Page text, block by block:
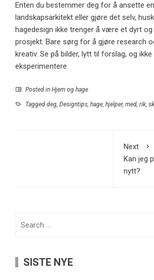
Enten du bestemmer deg for å ansette
landskapsarkitekt eller gjøre det selv,
hagedesign ikke trenger å være et dyrt og
prosjekt. Bare sørg for å gjøre research
kreativ. Se på bilder, lytt til forslag, og
eksperimentere.
Posted in Hjem og hage
Tagged deg, Designtips, hage, hjelper, med, rik,
Next
Kan jeg
nytt?
SISTE NYE